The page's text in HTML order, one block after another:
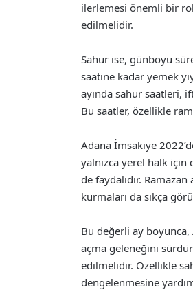
ilerlemesi önemli bir
edilmelidir.
Sahur ise, günboyu
saatine kadar yemek
ayında sahur saatleri,
Bu saatler, özellikle
Adana İmsakiye
yalnızca yerel halk
de faydalıdır.
kurmaları da sıkça
Bu değerli ay
açma geleneğini
edilmelidir. Özellikle
dengelenmesine